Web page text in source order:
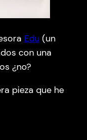
Edu (un
con una
¿no?
pieza que he